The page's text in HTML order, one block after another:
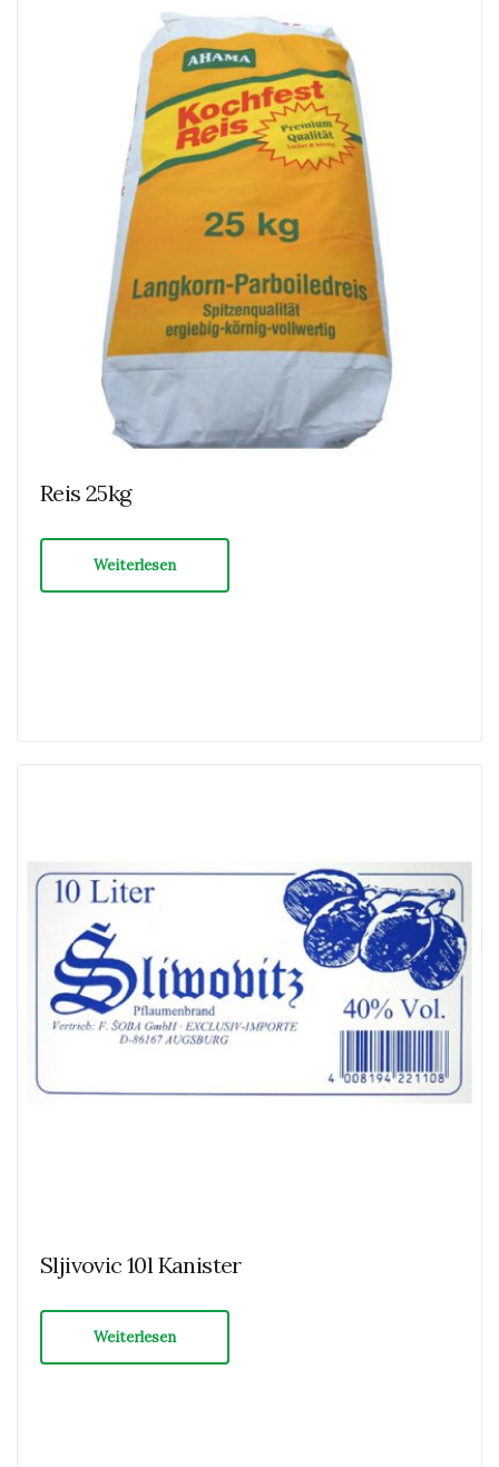
Reis 25kg
Weiterlesen
Sljivovic 10l Kanister
Weiterlesen